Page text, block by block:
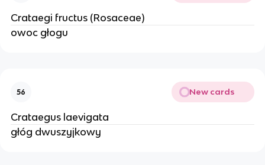
Crataegi fructus (Rosaceae)
owoc głogu
56 New cards
Crataegus laevigata
głóg dwuszyjkowy